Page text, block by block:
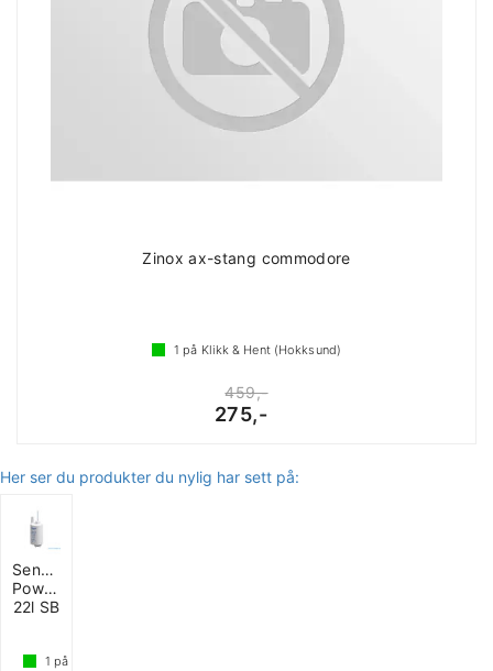
Zinox ax-stang commodore
1 på Klikk & Hent (Hokksund)
459,-
275,-
Her ser du produkter du nylig har sett på:
Senkepumpe
Powerjet
22l SB
1 på